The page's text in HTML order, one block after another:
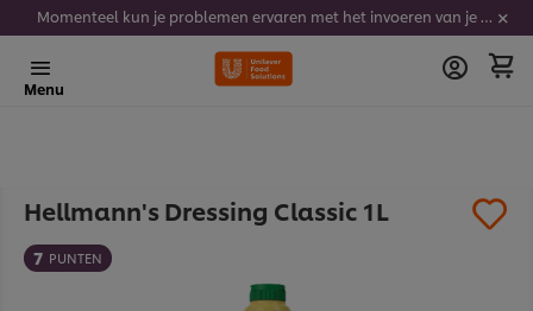
Momenteel kun je problemen ervaren met het invoeren van je stickercodes. We werken er hard aan om dit op te lossen.
Menu
Hellmann's Dressing Classic 1L
7 PUNTEN